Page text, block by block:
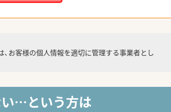
、お客様の個人情報を適切に管理する事業者とし
…という方は